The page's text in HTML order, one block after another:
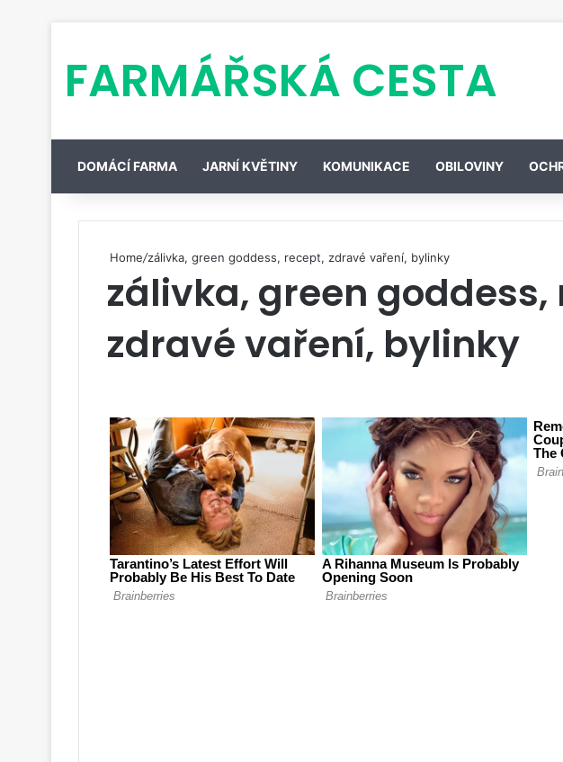
FARMÁŘSKÁ CESTA
DOMÁCÍ FARMA JARNÍ KVĚTINY KOMUNIKACE OBILOVINY
Home/zálivka, green goddess, recept, zdravé vaření, bylinky
zálivka, green goddess,
zdravé vaření, bylinky